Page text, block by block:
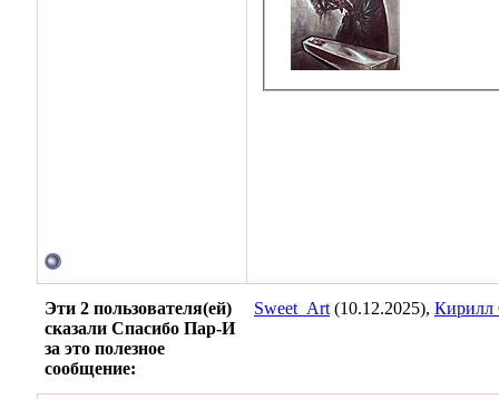
Эти 2 пользователя(ей)
сказали Спасибо Пар-И
за это полезное
сообщение:
Sweet_Art (10.12.2025), Кирилл